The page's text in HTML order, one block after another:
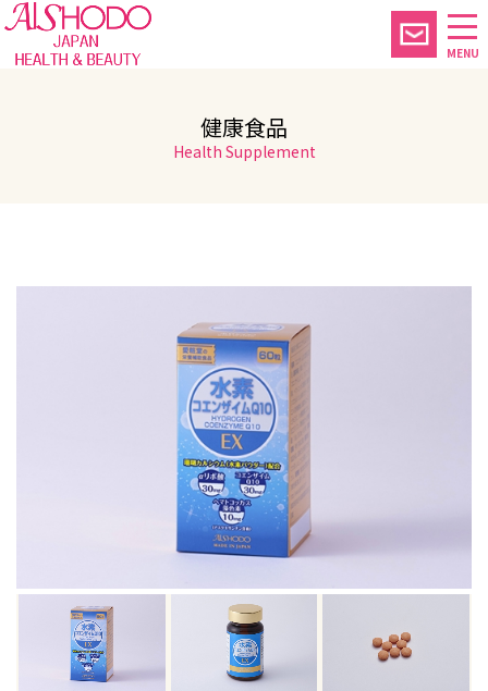
MENU
健康食品
Health Supplement